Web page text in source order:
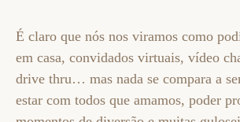
É claro que nós nos viramos como
em casa, convidados virtuais, vídeo
drive thru… mas nada se compara a
estar com todos que amamos, poder